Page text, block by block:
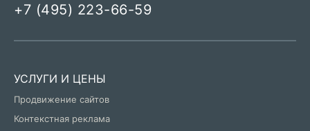
+7 (495) 223-66-59
УСЛУГИ И ЦЕНЫ
Продвижение сайтов
Контекстная реклама